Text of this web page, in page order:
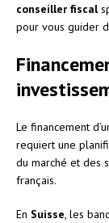
conseiller fiscal
pour vous guider
Le financement
requiert une
du marché et des
français.
En Suisse , les